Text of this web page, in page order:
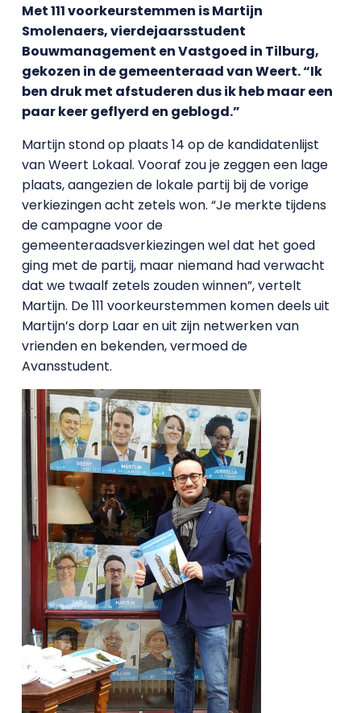
Met 111 voorkeurstemmen is Martijn
Smolenaers, vierdejaarsstudent
Bouwmanagement en Vastgoed in Tilburg,
gekozen in de gemeenteraad van Weert. “Ik
ben druk met afstuderen dus ik heb maar een
paar keer geflyerd en geblogd.”
Martijn stond op plaats 14 op de kandidatenlijst
van Weert Lokaal. Vooraf zou je zeggen een lage
plaats, aangezien de lokale partij bij de vorige
verkiezingen acht zetels won. “Je merkte tijdens
de campagne voor de
gemeenteraadsverkiezingen wel dat het goed
ging met de partij, maar niemand had verwacht
dat we twaalf zetels zouden winnen”, vertelt
Martijn. De 111 voorkeurstemmen komen deels uit
Martijn’s dorp Laar en uit zijn netwerken van
vrienden en bekenden, vermoed de
Avansstudent.